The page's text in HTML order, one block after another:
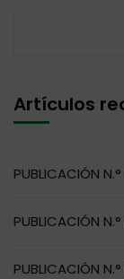
Artículos
PUBLICACIÓN
PUBLICACIÓN
PUBLICACIÓN